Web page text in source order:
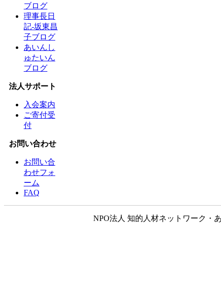
ブログ
理事長日
記-坂東昌
子ブログ
あいんし
ゅたいん
ブログ
法人サポート
入会案内
ご寄付受
付
お問い合わせ
お問い合
わせフォ
ーム
FAQ
NPO法人 知的人材ネットワーク・